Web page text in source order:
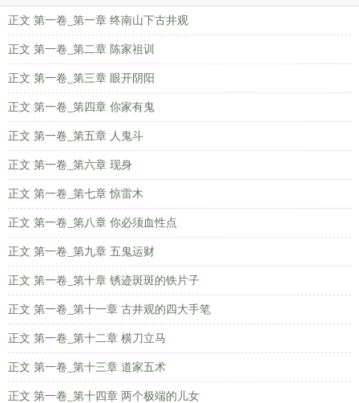
正文 第一卷_第一章 终南山下古井观
正文 第一卷_第二章 陈家祖训
正文 第一卷_第三章 眼开阴阳
正文 第一卷_第四章 你家有鬼
正文 第一卷_第五章 人鬼斗
正文 第一卷_第六章 现身
正文 第一卷_第七章 惊雷木
正文 第一卷_第八章 你必须血性点
正文 第一卷_第九章 五鬼运财
正文 第一卷_第十章 锈迹斑斑的铁片子
正文 第一卷_第十一章 古井观的四大手笔
正文 第一卷_第十二章 横刀立马
正文 第一卷_第十三章 道家五术
正文 第一卷_第十四章 两个极端的儿女